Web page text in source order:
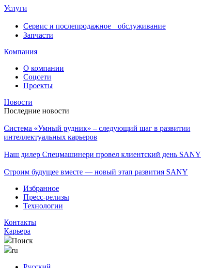
Услуги
Сервис и послепродажное обслуживание
Запчасти
Компания
О компании
Соцсети
Проекты
Новости
Последние новости
Система «Умный рудник» – следующий шаг в развитии
интеллектуальных карьеров
Наш дилер Спецмашинери провел клиентский день SANY
Строим будущее вместе — новый этап развития SANY
Избранное
Пресс-релизы
Технологии
Контакты
Карьера
Поиск
ru